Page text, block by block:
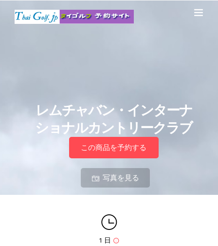
レムチャバン・インターナ
ショナルカントリークラブ
この商品を予約する
写真を見る
1 日